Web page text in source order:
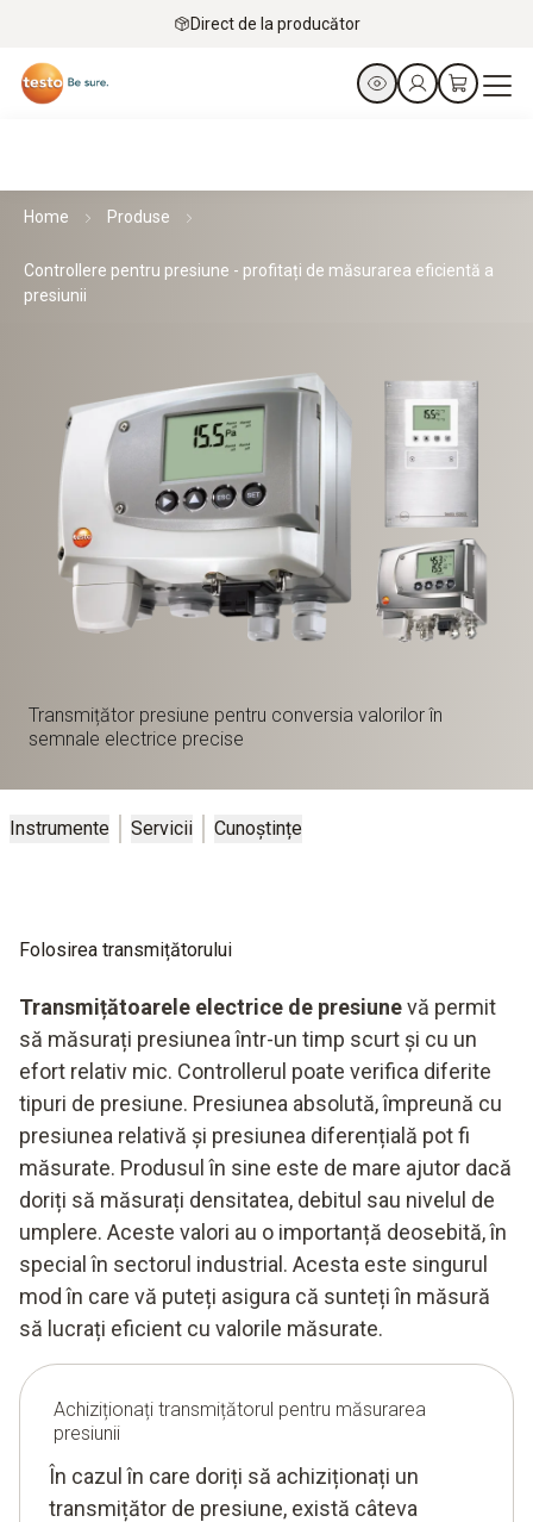
Direct de la producător
Home Produse
Controllere pentru presiune - profitați de măsurarea eficientă a
presiunii
Transmițător presiune pentru conversia valorilor în
semnale electrice precise
Instrumente Servicii Cunoștințe
Folosirea transmițătorului
Transmițătoarele electrice de presiunevă permit
să măsurați presiunea într-un timp scurt și cu un
efort relativ mic. Controllerul poate verifica diferite
tipuri de presiune. Presiunea absolută, împreună cu
presiunea relativă și presiunea diferențială pot fi
măsurate. Produsul în sine este de mare ajutor dacă
doriți să măsurați densitatea, debitul sau nivelul de
umplere. Aceste valori au o importanță deosebită, în
special în sectorul industrial. Acesta este singurul
mod în care vă puteți asigura că sunteți în măsură
să lucrați eficient cu valorile măsurate.
Achiziționați transmițătorul pentru măsurarea
presiunii
În cazul în care doriți să achiziționați un
transmițător de presiune, există câteva